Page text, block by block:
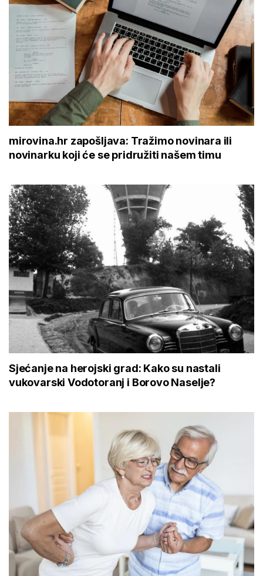
mirovina.hr zapošljava: Tražimo novinara ili
novinarku koji će se pridružiti našem timu
Sjećanje na herojski grad: Kako su nastali
vukovarski Vodotoranj i Borovo Naselje?